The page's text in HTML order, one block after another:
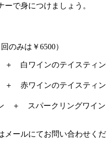
で身につけましょう。
のみは￥6500）
＋ 白ワインのテイスティン
＋ 赤ワインのテイスティン
＋ スパークリングワイン
ールにてお問い合わせくだ